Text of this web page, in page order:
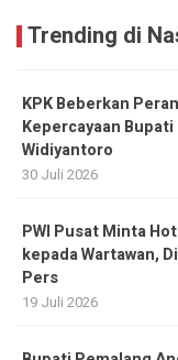
Trending di
KPK Beberkan
Kepercayaan
Widiyantoro
30 Juli 2026
PWI Pusat Minta
kepada Wartawan,
Pers
19 Juli 2026